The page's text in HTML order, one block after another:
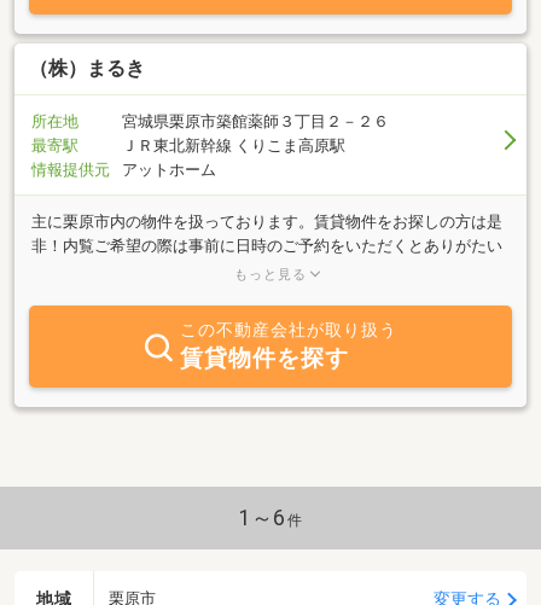
（株）まるき
所在地
宮城県栗原市築館薬師３丁目２－２６
最寄駅
ＪＲ東北新幹線 くりこま高原駅
情報提供元
アットホーム
主に栗原市内の物件を扱っております。賃貸物件をお探しの方は是
非！内覧ご希望の際は事前に日時のご予約をいただくとありがたい
です 電話0228-22-6181 （7月の定休日） 1（水）5(日）8（水）
もっと見る
この不動産会社が取り扱う
賃貸物件を探す
1～6 件
地域 栗原市 変更する